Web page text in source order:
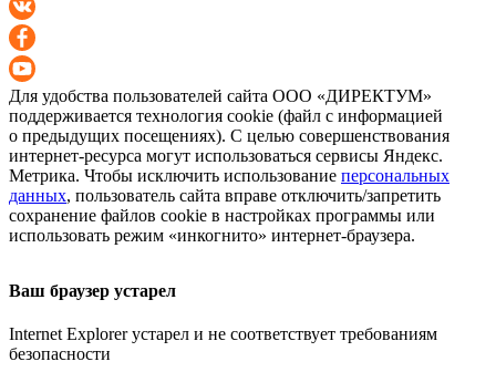
Для удобства пользователей сайта ООО «ДИРЕКТУМ»
поддерживается технология cookie (файл с информацией
о предыдущих посещениях). С целью совершенствования
интернет-ресурса могут использоваться сервисы Яндекс.
Метрика. Чтобы исключить использование персональных
данных, пользователь сайта вправе отключить/запретить
сохранение файлов cookie в настройках программы или
использовать режим «инкогнито» интернет-браузера.
Ваш браузер устарел
Internet Explorer устарел и не соответствует требованиям
безопасности